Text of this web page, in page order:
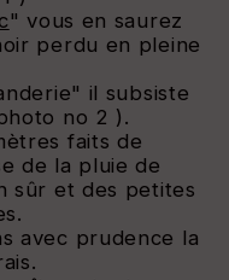
" vous en saurez
perdu en pleine
il subsiste
no 2 ).
faits de
de la pluie de
sûr et des petites
avec prudence la